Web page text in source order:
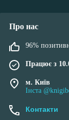
Про нас
96%
Працює з
м. Київ
Інста
Контакти